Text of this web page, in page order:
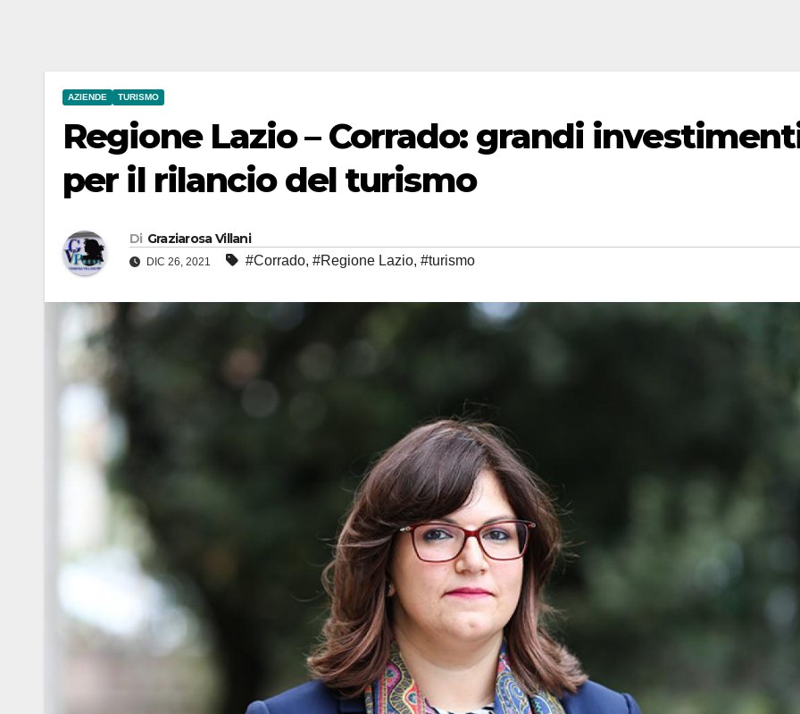
AZIENDE TURISMO
Regione Lazio – Corrado: grandi
per il rilancio del turismo
Di Graziarosa Villani
DIC 26, 2021 #Corrado, #Regione Lazio, #turismo